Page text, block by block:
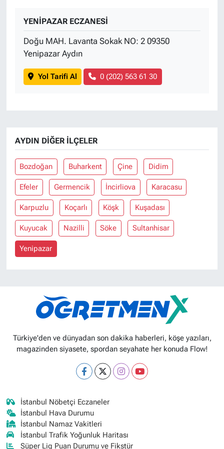
YENİPAZAR ECZANESİ
Doğu MAH. Lavanta Sokak NO: 2 09350
Yenipazar Aydın
Yol Tarifi Al 0 (202) 563 61 30
AYDIN DIĞER İLÇELER
Bozdoğan Buharkent Çine Didim
Efeler Germencik İncirliova Karacasu
Karpuzlu Koçarlı Köşk Kuşadası
Kuyucak Nazilli Söke Sultanhisar
Yenipazar
Türkiye'den ve dünyadan son dakika haberleri, köşe yazıları,
magazinden siyasete, spordan seyahate her konuda Flow!
İstanbul Nöbetçi Eczaneler
İstanbul Hava Durumu
İstanbul Namaz Vakitleri
İstanbul Trafik Yoğunluk Haritası
Süper Lig Puan Durumu ve Fikstür